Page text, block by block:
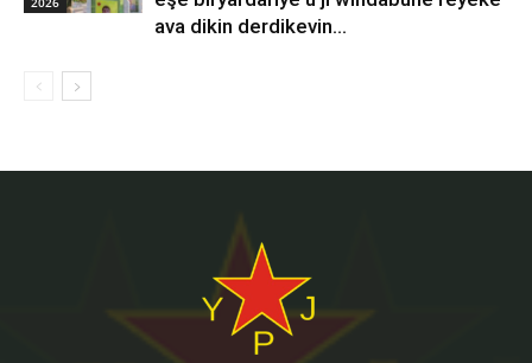
ava dikin derdikevin...